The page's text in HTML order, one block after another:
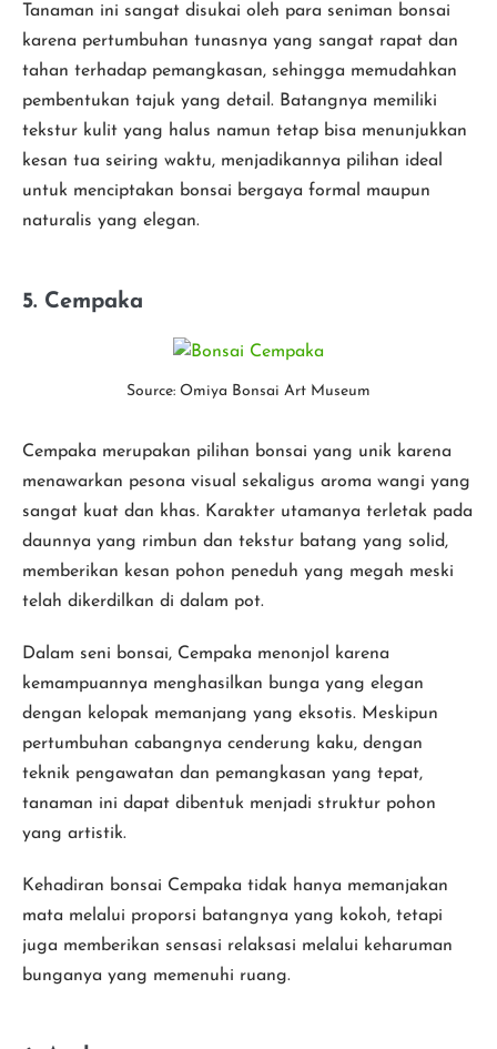
Tanaman ini sangat disukai oleh para seniman bonsai
karena pertumbuhan tunasnya yang sangat rapat dan
tahan terhadap pemangkasan, sehingga memudahkan
pembentukan tajuk yang detail. Batangnya memiliki
tekstur kulit yang halus namun tetap bisa menunjukkan
kesan tua seiring waktu, menjadikannya pilihan ideal
untuk menciptakan bonsai bergaya formal maupun
naturalis yang elegan.
5. Cempaka
Source: Omiya Bonsai Art Museum
Cempaka merupakan pilihan bonsai yang unik karena
menawarkan pesona visual sekaligus aroma wangi yang
sangat kuat dan khas. Karakter utamanya terletak pada
daunnya yang rimbun dan tekstur batang yang solid,
memberikan kesan pohon peneduh yang megah meski
telah dikerdilkan di dalam pot.
Dalam seni bonsai, Cempaka menonjol karena
kemampuannya menghasilkan bunga yang elegan
dengan kelopak memanjang yang eksotis. Meskipun
pertumbuhan cabangnya cenderung kaku, dengan
teknik pengawatan dan pemangkasan yang tepat,
tanaman ini dapat dibentuk menjadi struktur pohon
yang artistik.
Kehadiran bonsai Cempaka tidak hanya memanjakan
mata melalui proporsi batangnya yang kokoh, tetapi
juga memberikan sensasi relaksasi melalui keharuman
bunganya yang memenuhi ruang.